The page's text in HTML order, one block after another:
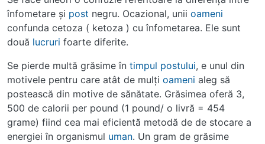
înfometare şi post negru. Ocazional, unii oameni
confunda cetoza ( ketoza ) cu înfometarea. Ele sunt
două lucruri foarte diferite.
Se pierde multă grăsime în timpul postului, e unul din
motivele pentru care atât de mulţi oameni aleg să
postească din motive de sănătate. Grăsimea oferă 3,
500 de calorii per pound (1 pound/ o livră = 454
grame) fiind cea mai eficientă metodă de de stocare a
energiei în organismul uman. Un gram de grăsime